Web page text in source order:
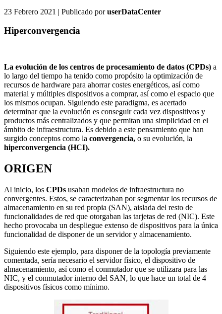
23 Febrero 2021 | Publicado poruserDataCenter
Hiperconvergencia
La evolución de los centros de procesamiento de datos (CPDs) a
lo largo del tiempo ha tenido como propósito la optimización de
recursos de hardware para ahorrar costes energéticos, así como
material y múltiples dispositivos a comprar, así como el espacio que
los mismos ocupan. Siguiendo este paradigma, es acertado
determinar que la evolución es conseguir cada vez dispositivos y
productos más centralizados y que permitan una simplicidad en el
ámbito de infraestructura. Es debido a este pensamiento que han
surgido conceptos como la convergencia, o su evolución, la
hiperconvergencia (HCI).
ORIGEN
Al inicio, los CPDs usaban modelos de infraestructura no
convergentes. Estos, se caracterizaban por segmentar los recursos de
almacenamiento en su red propia (SAN), aislada del resto de
funcionalidades de red que otorgaban las tarjetas de red (NIC). Este
hecho provocaba un despliegue extenso de dispositivos para la única
funcionalidad de disponer de un servidor y almacenamiento.
Siguiendo este ejemplo, para disponer de la topología previamente
comentada, sería necesario el servidor físico, el dispositivo de
almacenamiento, así como el conmutador que se utilizara para las
NIC, y el conmutador interno del SAN, lo que hace un total de 4
dispositivos físicos como mínimo.